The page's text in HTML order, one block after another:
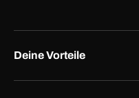
Deine Vorteile